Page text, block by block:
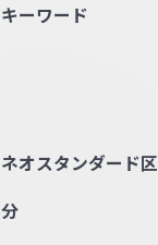
キーワード
ネオスタンダード区
分